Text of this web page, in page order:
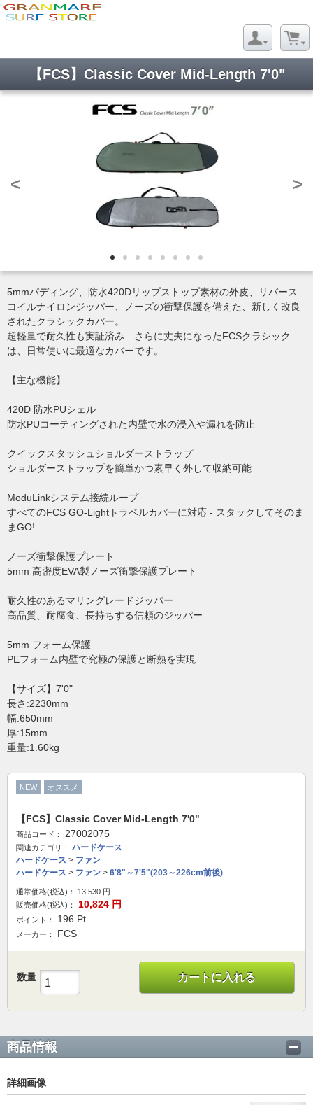
【FCS】Classic Cover Mid-Length 7'0"
< >
5mmパディング、防水420Dリップストップ素材の外皮、リバース
コイルナイロンジッパー、ノーズの衝撃保護を備えた、新しく改良
されたクラシックカバー。
超軽量で耐久性も実証済み―さらに丈夫になったFCSクラシック
は、日常使いに最適なカバーです。
【主な機能】
420D 防水PUシェル
防水PUコーティングされた内壁で水の浸入や漏れを防止
クイックスタッシュショルダーストラップ
ショルダーストラップを簡単かつ素早く外して収納可能
ModuLinkシステム接続ループ
すべてのFCS GO-Lightトラベルカバーに対応 - スタックしてそのま
まGO!
ノーズ衝撃保護プレート
5mm 高密度EVA製ノーズ衝撃保護プレート
耐久性のあるマリングレードジッパー
高品質、耐腐食、長持ちする信頼のジッパー
5mm フォーム保護
PEフォーム内壁で究極の保護と断熱を実現
【サイズ】7'0"
長さ:2230mm
幅:650mm
厚:15mm
重量:1.60kg
NEW オススメ
【FCS】Classic Cover Mid-Length 7'0"
商品コード： 27002075
関連カテゴリ：
ハードケース
ハードケース > ファン
ハードケース > ファン > 6'8"～7'5"(203～226cm前後)
通常価格(税込)： 13,530 円
販売価格(税込)：
10,824 円
ポイント： 196 Pt
メーカー： FCS
数量 カートに入れる
商品情報
詳細画像